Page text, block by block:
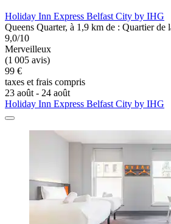
Holiday Inn Express Belfast City by IHG
Queens Quarter, à 1,9 km de : Quartier de
9,0/10
Merveilleux
(1 005 avis)
99 €
taxes et frais compris
23 août - 24 août
Holiday Inn Express Belfast City by IHG